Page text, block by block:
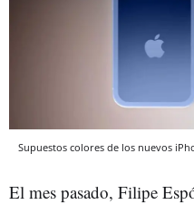
Supuestos colores de los nuevos
El mes pasado, Filipe